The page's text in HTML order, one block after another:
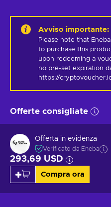
Avviso importante:
Please note that
to purchase this
upon redeeming a
no pre-set expiration
https://
Offerte consigliate
Offerta in evidenza
Verificato da Eneba
293,69 USD
Compra ora